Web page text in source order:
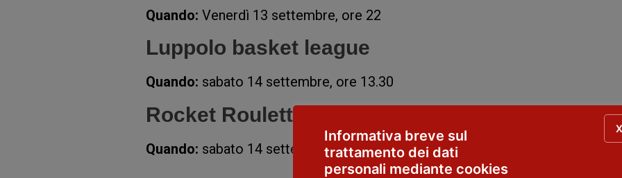
Quando: Venerdì 13 settembre, ore 22
Luppolo basket league
Quando: sabato 14 settembre, ore 13.30
Rocket Roulette
Quando: sabato 14 settembre, ore 21.30
Informativa breve sul
trattamento dei dati
personali mediante cookies
X